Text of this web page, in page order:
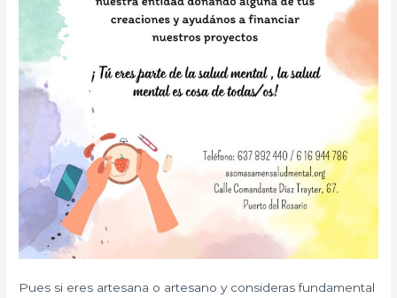
Pues si eres artesana o artesano y consideras fundamental